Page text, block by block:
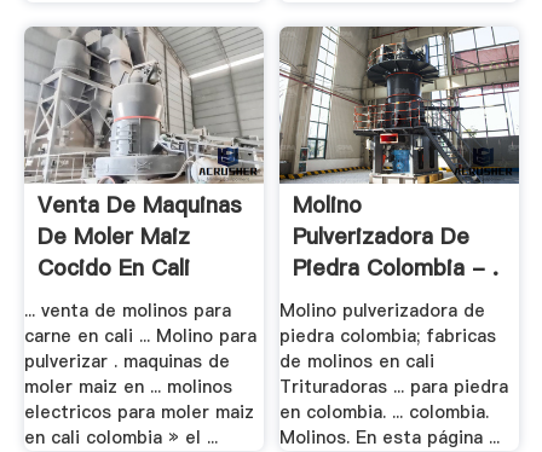
Venta De Maquinas
De Moler Maiz
Cocido En Cali
... venta de molinos para
carne en cali ... Molino para
pulverizar . maquinas de
moler maiz en ... molinos
electricos para moler maiz
en cali colombia » el ...
Molino
Pulverizadora De
Piedra Colombia - .
Molino pulverizadora de
piedra colombia; fabricas
de molinos en cali
Trituradoras ... para piedra
en colombia. ... colombia.
Molinos. En esta página ...